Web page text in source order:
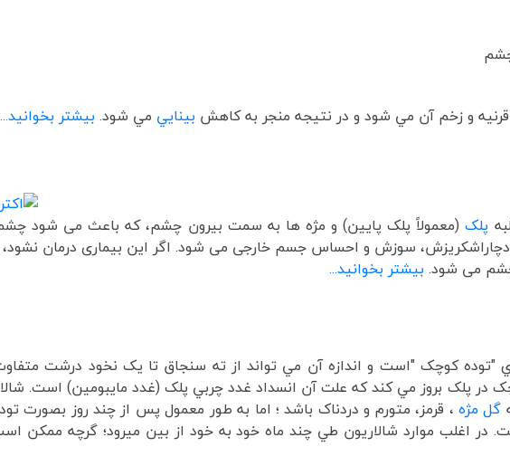
و زخم آن مي شود و در نتيجه منجر به کاهش بينايي مي شود. بیشتر
پلک(معمولاً پلک پایین) و مژه ها به سمت بیرون چشم، كه باعث می شود
دچاراشکریزش، سوزش و احساس جسم خارجی می شود. اگر این بیماری درمان
چشم می شود. بیشتر بخوانید...
"توده کوچک "است و اندازه آن مي تواند از ته سنجاق تا يک نخود درشت
در پلک بروز مي کند که علت آن انسداد غدد چربي پلک (غدد مايبومين) است.
گل مژه ، قرمز، متورم و دردناک باشد ؛ اما به طور معمول پس از چند روز بصورت
در اغلب موارد شالاريون طي چند ماه خود به خود از بين ميرود؛ گرچه